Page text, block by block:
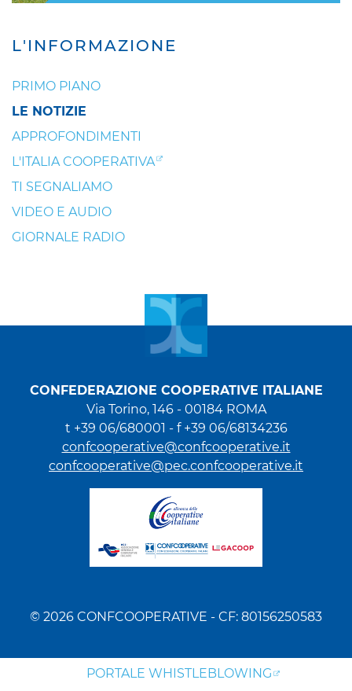
L'INFORMAZIONE
PRIMO PIANO
LE NOTIZIE
APPROFONDIMENTI
L'ITALIA COOPERATIVA
TI SEGNALIAMO
VIDEO E AUDIO
GIORNALE RADIO
CONFEDERAZIONE COOPERATIVE ITALIANE
Via Torino, 146 - 00184 ROMA
t +39 06/680001 - f +39 06/68134236
confcooperative@confcooperative.it
confcooperative@pec.confcooperative.it
© 2026 CONFCOOPERATIVE - CF: 80156250583
PORTALE WHISTLEBLOWING